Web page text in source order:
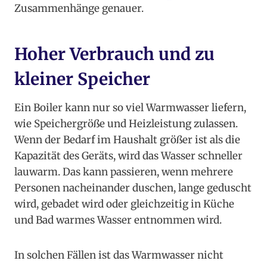
Zusammenhänge genauer.
Hoher Verbrauch und zu
kleiner Speicher
Ein Boiler kann nur so viel Warmwasser liefern,
wie Speichergröße und Heizleistung zulassen.
Wenn der Bedarf im Haushalt größer ist als die
Kapazität des Geräts, wird das Wasser schneller
lauwarm. Das kann passieren, wenn mehrere
Personen nacheinander duschen, lange geduscht
wird, gebadet wird oder gleichzeitig in Küche
und Bad warmes Wasser entnommen wird.
In solchen Fällen ist das Warmwasser nicht